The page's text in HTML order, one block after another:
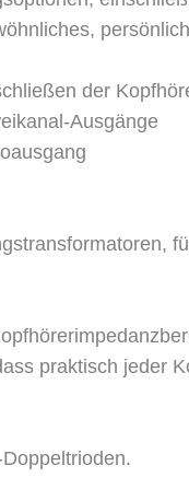
der
Ausgänge
praktisch jeder